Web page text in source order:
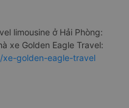
limousine ở Hải Phòng:
xe Golden Eagle Travel:
golden-eagle-travel